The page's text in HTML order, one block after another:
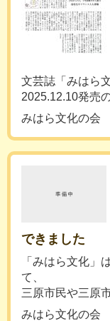
文芸誌「みはら
2025.12.10発売
みはら文化の会
できました
「みはら文化」
て、
三原市民や三原
みはら文化の会